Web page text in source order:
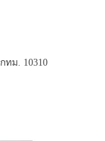
ทม. 10310